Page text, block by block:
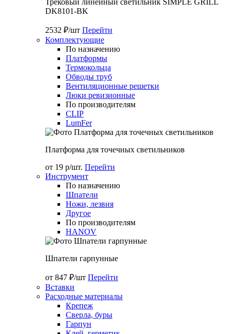
Трековый линейный светильник SIMPLE GRILL
DK8101-BK
2532 ₽/шт Перейти
Комплектующие
По назначению
Платформы
Термокольца
Обводы труб
Вентиляционные решетки
Люки ревизионные
По производителям
CLIP
LumFer
Платформа для точечных светильников
от 19 р/шт. Перейти
Инструмент
По назначению
Шпатели
Ножи, лезвия
Другое
По производителям
HANOV
Шпатели гарпунные
от 847 ₽/шт Перейти
Вставки
Расходные материалы
Крепеж
Сверла, буры
Гарпун